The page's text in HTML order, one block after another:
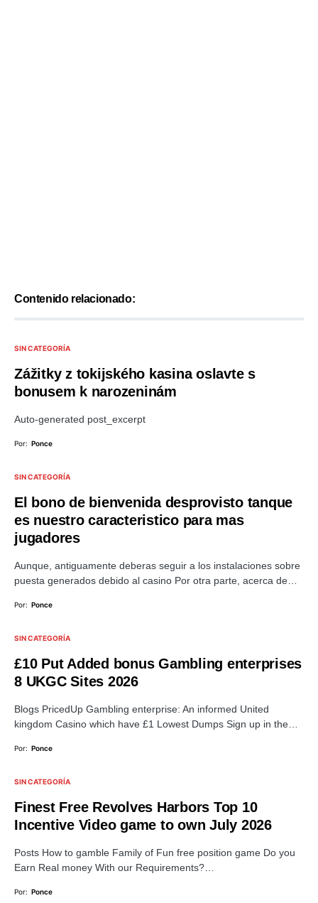
Contenido relacionado:
SIN CATEGORÍA
Zážitky z tokijského kasina oslavte s
bonusem k narozeninám
Auto-generated post_excerpt
Por: Ponce
SIN CATEGORÍA
El bono de bienvenida desprovisto tanque
es nuestro caracteristico para mas
jugadores
Aunque, antiguamente deberas seguir a los instalaciones sobre
puesta generados debido al casino Por otra parte, acerca de…
Por: Ponce
SIN CATEGORÍA
£10 Put Added bonus Gambling enterprises
8 UKGC Sites 2026
Blogs PricedUp Gambling enterprise: An informed United
kingdom Casino which have £1 Lowest Dumps Sign up in the…
Por: Ponce
SIN CATEGORÍA
Finest Free Revolves Harbors Top 10
Incentive Video game to own July 2026
Posts How to gamble Family of Fun free position game Do you
Earn Real money With our Requirements?…
Por: Ponce